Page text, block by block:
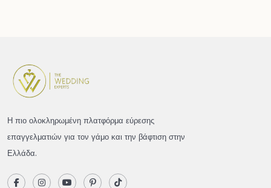
Η πιο ολοκληρωμένη πλατφόρμα εύρεσης
επαγγελματιών για τον γάμο και την βάφτιση στην
Ελλάδα.